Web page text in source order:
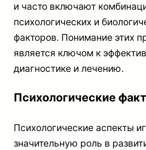
и часто включают
психологических и
факторов. Понимание этих
является ключом к
диагностике и лечению.
Психологические
Психологические аспекты
значительную роль в